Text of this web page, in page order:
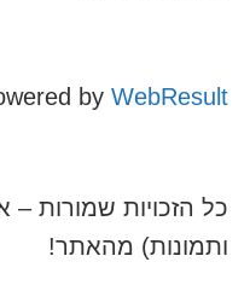
byWebResult
כל הזכויות שמורות –
ותמונות) מהאתר!